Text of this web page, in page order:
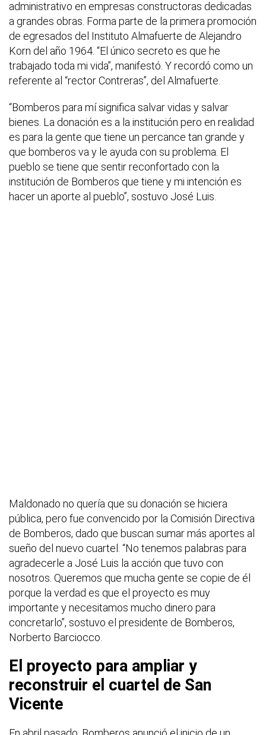
administrativo en empresas constructoras dedicadas
a grandes obras. Forma parte de la primera promoción
de egresados del Instituto Almafuerte de Alejandro
Korn del año 1964. “El único secreto es que he
trabajado toda mi vida”, manifestó. Y recordó como un
referente al “rector Contreras”, del Almafuerte.
“Bomberos para mí significa salvar vidas y salvar
bienes. La donación es a la institución pero en realidad
es para la gente que tiene un percance tan grande y
que bomberos va y le ayuda con su problema. El
pueblo se tiene que sentir reconfortado con la
institución de Bomberos que tiene y mi intención es
hacer un aporte al pueblo”, sostuvo José Luis.
Maldonado no quería que su donación se hiciera
pública, pero fue convencido por la Comisión Directiva
de Bomberos, dado que buscan sumar más aportes al
sueño del nuevo cuartel. “No tenemos palabras para
agradecerle a José Luis la acción que tuvo con
nosotros. Queremos que mucha gente se copie de él
porque la verdad es que el proyecto es muy
importante y necesitamos mucho dinero para
concretarlo”, sostuvo el presidente de Bomberos,
Norberto Barciocco.
El proyecto para ampliar y
reconstruir el cuartel de San
Vicente